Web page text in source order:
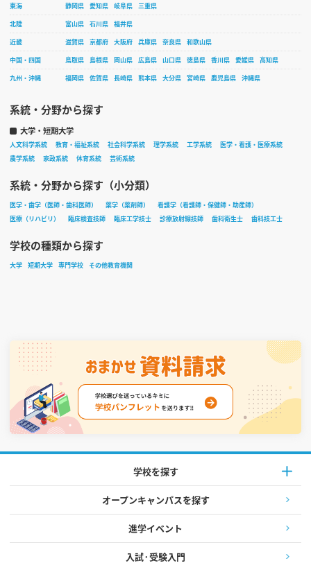
東海
静岡県 愛知県 岐阜県
三重県
北陸
富山県 石川県
福井県
近畿
滋賀県 京都府 大阪府 兵庫県 奈良県
和歌山県
中国・四国
鳥取県 島根県 岡山県 広島県 山口県 徳島県 香川県 愛媛県
高知県
九州・沖縄
福岡県 佐賀県 長崎県 熊本県 大分県 宮崎県 鹿児島県 沖縄県
系統・分野から探す
大学・短期大学
人文科学系統 教育・福祉系統 社会科学系統 理学系統 工学系統
医学・看護・医療系統
農学系統
家政系統 体育系統 芸術系統
系統・分野から探す（小分類）
医学・歯学（医師・歯科医師） 薬学（薬剤師）
看護学（看護師・保健師・助産師）
医療（リハビリ）
臨床検査技師 臨床工学技士 診療放射線技師 歯科衛生士 歯科技工士
学校の種類から探す
大学 短期大学 専門学校 その他教育機関
学校を探す
オープンキャンパスを探す
進学イベント
入試·受験入門